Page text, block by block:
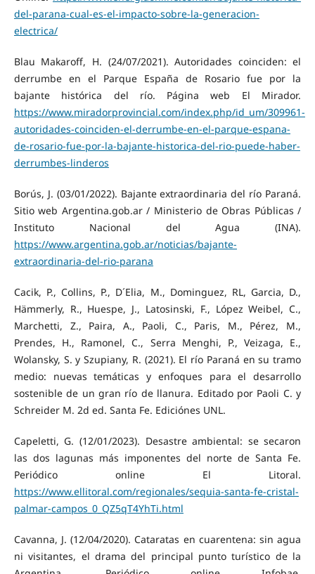
del-parana-cual-es-el-impacto-sobre-la-generacion-
electrica/
Blau Makaroff, H. (24/07/2021). Autoridades coinciden: el
derrumbe en el Parque España de Rosario fue por la
bajante histórica del río. Página web El Mirador.
https://www.miradorprovincial.com/index.php/id_um/309961-
autoridades-coinciden-el-derrumbe-en-el-parque-espana-
de-rosario-fue-por-la-bajante-historica-del-rio-puede-haber-
derrumbes-linderos
Borús, J. (03/01/2022). Bajante extraordinaria del río Paraná.
Sitio web Argentina.gob.ar / Ministerio de Obras Públicas /
Instituto Nacional del Agua (INA).
https://www.argentina.gob.ar/noticias/bajante-
extraordinaria-del-rio-parana
Cacik, P., Collins, P., D´Elia, M., Dominguez, RL, Garcia, D.,
Hämmerly, R., Huespe, J., Latosinski, F., López Weibel, C.,
Marchetti, Z., Paira, A., Paoli, C., Paris, M., Pérez, M.,
Prendes, H., Ramonel, C., Serra Menghi, P., Veizaga, E.,
Wolansky, S. y Szupiany, R. (2021). El río Paraná en su tramo
medio: nuevas temáticas y enfoques para el desarrollo
sostenible de un gran río de llanura. Editado por Paoli C. y
Schreider M. 2d ed. Santa Fe. Ediciónes UNL.
Capeletti, G. (12/01/2023). Desastre ambiental: se secaron
las dos lagunas más imponentes del norte de Santa Fe.
Periódico online El Litoral.
https://www.ellitoral.com/regionales/sequia-santa-fe-cristal-
palmar-campos_0_QZ5qT4YhTi.html
Cavanna, J. (12/04/2020). Cataratas en cuarentena: sin agua
ni visitantes, el drama del principal punto turístico de la